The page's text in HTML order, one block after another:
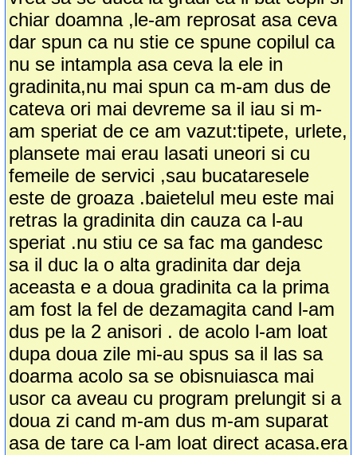
chiar doamna ,le-am reprosat asa ceva
dar spun ca nu stie ce spune copilul ca
nu se intampla asa ceva la ele in
gradinita,nu mai spun ca m-am dus de
cateva ori mai devreme sa il iau si m-
am speriat de ce am vazut:tipete, urlete,
plansete mai erau lasati uneori si cu
femeile de servici ,sau bucataresele
este de groaza .baietelul meu este mai
retras la gradinita din cauza ca l-au
speriat .nu stiu ce sa fac ma gandesc
sa il duc la o alta gradinita dar deja
aceasta e a doua gradinita ca la prima
am fost la fel de dezamagita cand l-am
dus pe la 2 anisori . de acolo l-am loat
dupa doua zile mi-au spus sa il las sa
doarma acolo sa se obisnuiasca mai
usor ca aveau cu program prelungit si a
doua zi cand m-am dus m-am suparat
asa de tare ca l-am loat direct acasa.era